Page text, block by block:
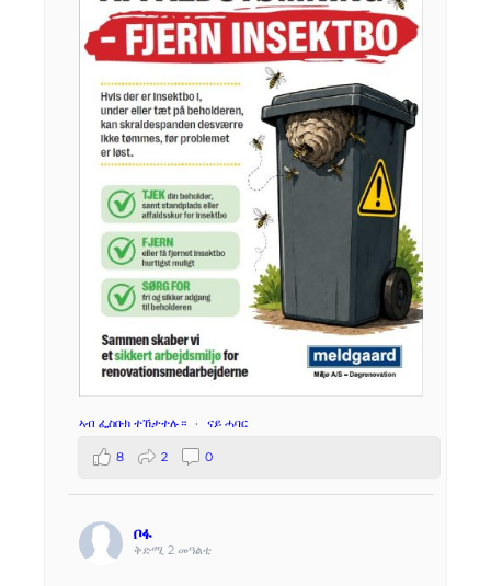
ኣብ ፌስቡክ ተኸታተሉ። · ናይ ሓባር
8 2 0
ቦፋ
ቅድሚ 2 መዓልቲ